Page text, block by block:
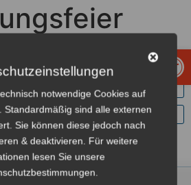
Europe/Berlin Zeitzone
notwendige Cookies auf
Standardmäßig sind alle externen
Sie können diese jedoch nach
& deaktivieren. Für weitere
lesen Sie unsere